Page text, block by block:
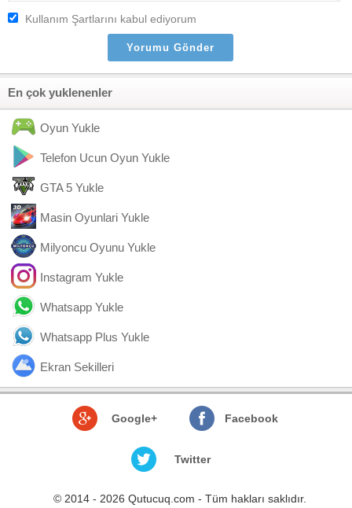
Kullanım Şartlarını kabul ediyorum
En çok yuklenenler
Oyun Yukle
Telefon Ucun Oyun Yukle
GTA 5 Yukle
Masin Oyunlari Yukle
Milyoncu Oyunu Yukle
Instagram Yukle
Whatsapp Yukle
Whatsapp Plus Yukle
Ekran Sekilleri
Google+ Facebook
Twitter
© 2014 - 2026 Qutucuq.com - Tüm hakları saklıdır.